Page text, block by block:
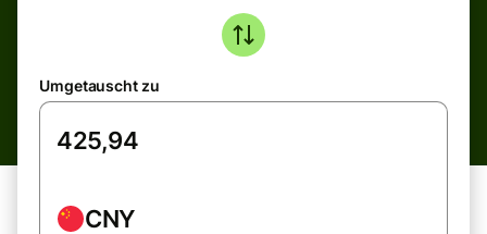
Umgetauscht zu
CNY